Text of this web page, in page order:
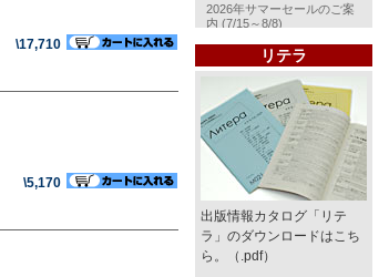
\17,710
\5,170
リテラ
出版情報カタログ「リテ
ラ」のダウンロードはこち
ら。（.pdf）